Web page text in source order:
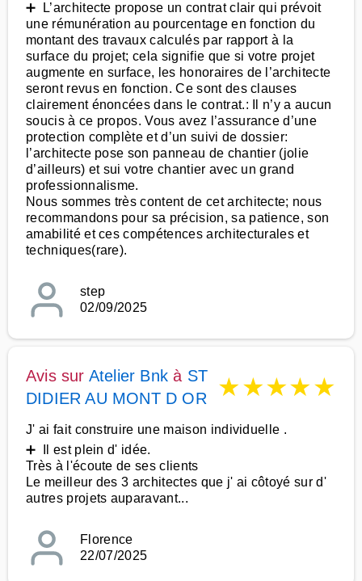
➕ L’architecte propose un contrat clair qui prévoit
une rémunération au pourcentage en fonction du
montant des travaux calculés par rapport à la
surface du projet; cela signifie que si votre projet
augmente en surface, les honoraires de l’architecte
seront revus en fonction. Ce sont des clauses
clairement énoncées dans le contrat.: Il n’y a aucun
soucis à ce propos. Vous avez l’assurance d’une
protection complète et d’un suivi de dossier:
l’architecte pose son panneau de chantier (jolie
d’ailleurs) et sui votre chantier avec un grand
professionnalisme.
Nous sommes très content de cet architecte; nous
recommandons pour sa précision, sa patience, son
amabilité et ces compétences architecturales et
techniques(rare).
step
02/09/2025
Avis sur Atelier Bnk à ST
DIDIER AU MONT D OR
★★★★★
J' ai fait construire une maison individuelle .
➕ Il est plein d' idée.
Très à l'écoute de ses clients
Le meilleur des 3 architectes que j' ai côtoyé sur d'
autres projets auparavant...
Florence
22/07/2025